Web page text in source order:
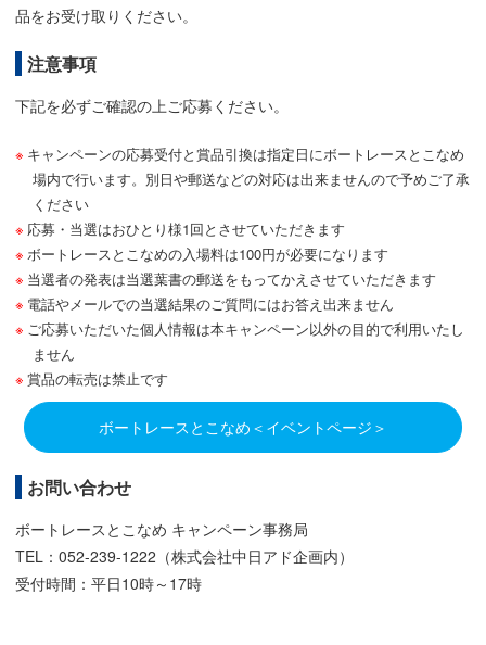
品をお受け取りください。
注意事項
下記を必ずご確認の上ご応募ください。
キャンペーンの応募受付と賞品引換は指定日にボートレースとこなめ
場内で行います。別日や郵送などの対応は出来ませんので予めご了承
ください
応募・当選はおひとり様1回とさせていただきます
ボートレースとこなめの入場料は100円が必要になります
当選者の発表は当選葉書の郵送をもってかえさせていただきます
電話やメールでの当選結果のご質問にはお答え出来ません
ご応募いただいた個人情報は本キャンペーン以外の目的で利用いたし
ません
賞品の転売は禁止です
ボートレースとこなめ＜イベントページ＞
お問い合わせ
ボートレースとこなめ キャンペーン事務局
TEL：052-239-1222（株式会社中日アド企画内）
受付時間：平日10時～17時